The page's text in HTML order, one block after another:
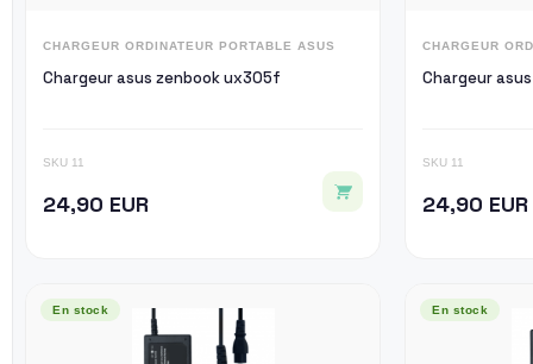
CHARGEUR ORDINATEUR PORTABLE ASUS
Chargeur asus zenbook ux305f
SKU 11
24,90 EUR
CHARGEUR
Chargeur
SKU 11
24,90 EUR
En stock En stock